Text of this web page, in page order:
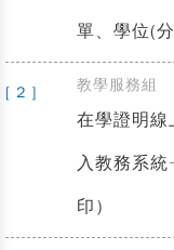
單、學位(
[ 2 ] 教學服務組
在學證明線
入教務系
印）